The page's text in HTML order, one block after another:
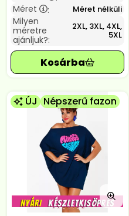
Méret
: Méret nélküli
Milyen
méretre
ajánljuk?:
2XL, 3XL, 4XL,
5XL
ÚJ Népszerű fazon